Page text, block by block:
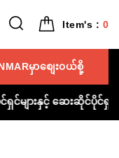
Item's : 0
မှာစျေး၀ယ်စို့
ရှင်များနှင့် ဆေး